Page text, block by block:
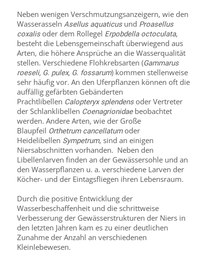
Neben wenigen Verschmutzungsanzeigern, wie den
Wasserasseln Asellus aquaticusund Proasellus
coxalisoder dem Rollegel Erpobdella octoculata,
besteht die Lebensgemeinschaft überwiegend aus
Arten, die höhere Ansprüche an die Wasserqualität
stellen. Verschiedene Flohkrebsarten (Gammarus
roeseli, G. pulex, G. fossarum) kommen stellenweise
sehr häufig vor. An den Uferpflanzen können oft die
auffällig gefärbten Gebänderten
Prachtlibellen Calopteryx splendensoder Vertreter
der Schlanklibellen Coenagrionidaebeobachtet
werden. Andere Arten, wie der Große
Blaupfeil Orthetrum cancellatumoder
Heidelibellen Sympetrum, sind an einigen
Niersabschnitten vorhanden. Neben den
Libellenlarven finden an der Gewässersohle und an
den Wasserpflanzen u. a. verschiedene Larven der
Köcher- und der Eintagsfliegen ihren Lebensraum.
Durch die positive Entwicklung der
Wasserbeschaffenheit und die schrittweise
Verbesserung der Gewässerstrukturen der Niers in
den letzten Jahren kam es zu einer deutlichen
Zunahme der Anzahl an verschiedenen
Kleinlebewesen.